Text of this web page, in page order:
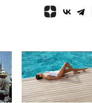
Трамп заявил о
необходимости пополнения
23:15В Смоленске
и женщина погибли
падении деревьев во
урагана